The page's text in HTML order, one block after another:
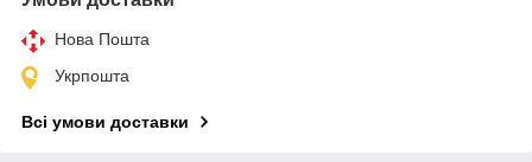
Нова Пошта
Укрпошта
Всі умови доставки